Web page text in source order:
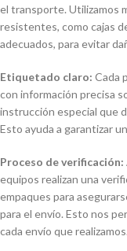
el transporte. Utilizamos
resistentes, como cajas
adecuados, para evitar
Etiquetado claro: Cada
con información precisa
instrucción especial que
Esto ayuda a garantizar
Proceso de verificación:
equipos realizan una
empaques para
para el envío. Esto nos
cada envío que realizamos.